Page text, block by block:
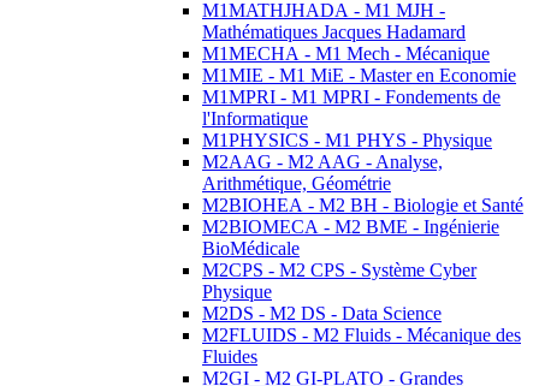
M1MATHJHADA - M1 MJH -
Mathématiques Jacques Hadamard
M1MECHA - M1 Mech - Mécanique
M1MIE - M1 MiE - Master en Economie
M1MPRI - M1 MPRI - Fondements de
l'Informatique
M1PHYSICS - M1 PHYS - Physique
M2AAG - M2 AAG - Analyse,
Arithmétique, Géométrie
M2BIOHEA - M2 BH - Biologie et Santé
M2BIOMECA - M2 BME - Ingénierie
BioMédicale
M2CPS - M2 CPS - Système Cyber
Physique
M2DS - M2 DS - Data Science
M2FLUIDS - M2 Fluids - Mécanique des
Fluides
M2GI - M2 GI-PLATO - Grandes